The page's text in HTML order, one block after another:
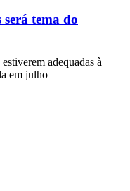
tema do
adequadas à
em julho